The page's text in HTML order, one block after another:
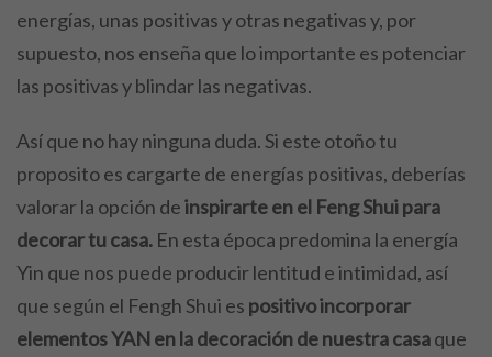
energías, unas positivas y otras negativas y, por
supuesto, nos enseña que lo importante es potenciar
las positivas y blindar las negativas.
Así que no hay ninguna duda. Si este otoño tu
proposito es cargarte de energías positivas, deberías
valorar la opción deinspirarte en el Feng Shui para
decorar tu casa. En esta época predomina la energía
Yin que nos puede producir lentitud e intimidad, así
que según el Fengh Shui es positivo incorporar
elementos YAN en la decoración de nuestra casaque